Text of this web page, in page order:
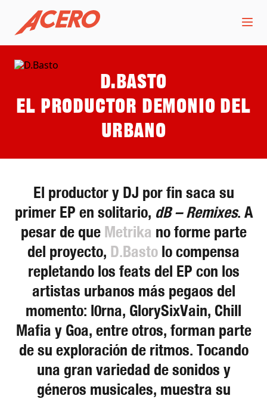
D.Basto
El productor demonio del
urbano
El productor y DJ por fin saca su
primer EP en solitario, dB – Remixes. A
pesar de que Metrika no forme parte
del proyecto, D.Basto lo compensa
repletando los feats del EP con los
artistas urbanos más pegaos del
momento: l0rna, GlorySixVain, Chill
Mafia y Goa, entre otros, forman parte
de su exploración de ritmos. Tocando
una gran variedad de sonidos y
géneros musicales, muestra su